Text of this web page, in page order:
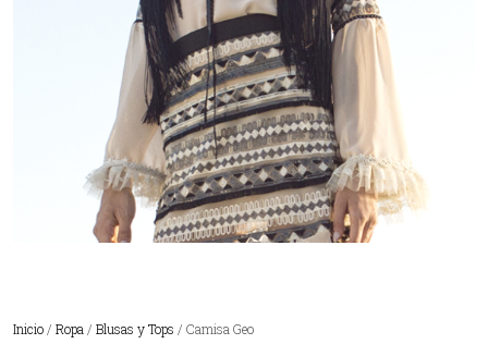
Inicio / Ropa / Blusas y Tops / Camisa Geo